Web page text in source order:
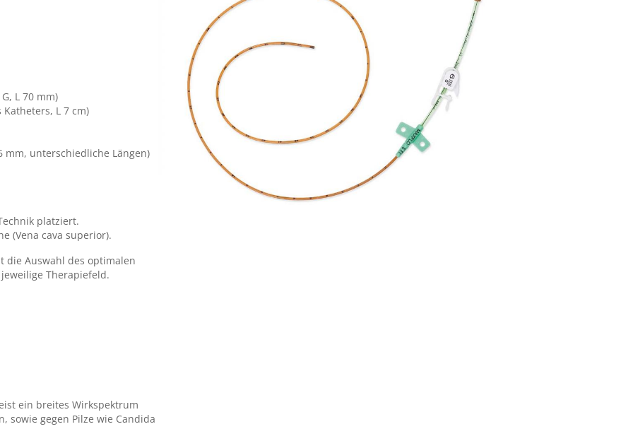
8394.406 15209065
8394.414 15209042
8394.425 15209059
55 8394.436 15209071
55 8394.505 15209094
135 15209119
8394.514
135 8394.525
55
L 70 mm)
L 7 cm)
unterschiedliche Längen)
platziert.
(Vena cava superior).
die Auswahl des optimalen
Therapiefeld.
ein breites Wirkspektrum
sowie gegen Pilze wie Candida